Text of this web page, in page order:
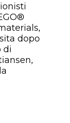
dopo
di